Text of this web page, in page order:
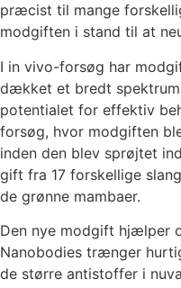
præcist til mange
modgiften i stand til at
I in vivo-forsøg har
dækket et bredt
potentialet for effektiv
forsøg, hvor modgiften
inden den blev sprøjtet
gift fra 17 forskellige
de grønne mambaer.
Den nye modgift hjælper
Nanobodies trænger
de større antistoffer i